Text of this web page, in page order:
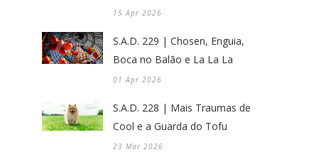
15 Apr 2026
S.A.D. 229 | Chosen, Enguia,
Boca no Balão e La La La
01 Apr 2026
S.A.D. 228 | Mais Traumas de
Cool e a Guarda do Tofu
23 Mar 2026